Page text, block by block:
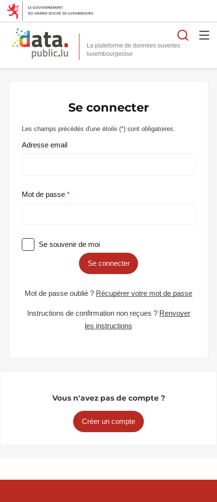
La plateforme de données ouvertes
Se connecter
Les champs précédés d'une étoile (*) sont obligatoires.
Adresse email
Mot de passe
Se souvenir de moi
Se connecter
Mot de passe oublié ? Récupérer votre mot de passe
Instructions de confirmation non reçues ? Renvoyer
les instructions
Vous n'avez pas de compte ?
Créer un compte